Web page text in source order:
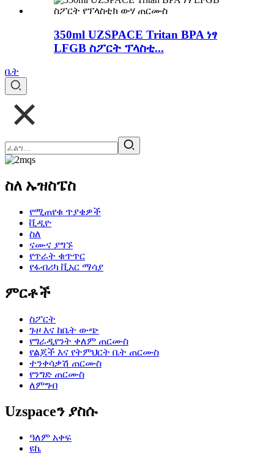
350ml UZSPACE Tritan BPA ነፃ
LFGB ስፖርት ፕላስቲ...
ቤት
ስለ ኡዝስፔስ
የሚጠየቁ ጥያቄዎች
ቪዲዮ
ስለ
ናሙና ያግኙ
የጥራት ቁጥጥር
የፋብሪካ ቪአር ማሳያ
ምርቶች
ስፖርት
ጉዞ እና ከቤት ውጭ
የግራዲየንት ቀለም ጠርሙስ
የልጆች እና የትምህርት ቤት ጠርሙስ
ተንቀሳቃሽ ጠርሙስ
የንግድ ጠርሙስ
ለምግብ
Uzspaceን ያስሱ
ዓለም አቀፍ
ዩኬ